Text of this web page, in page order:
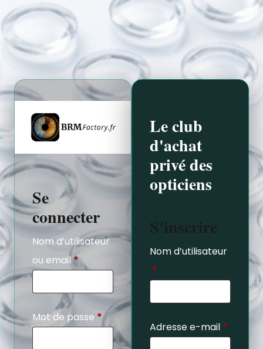
Se
connecter
Nom d’utilisateur
ou email*
Mot de passe *
Le club
d'achat
privé des
opticiens
S'inscrire
Nom d’utilisateur
*
Adresse e-mail *